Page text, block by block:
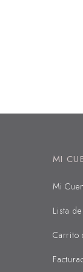
MI
Mi
Lista
Carrito